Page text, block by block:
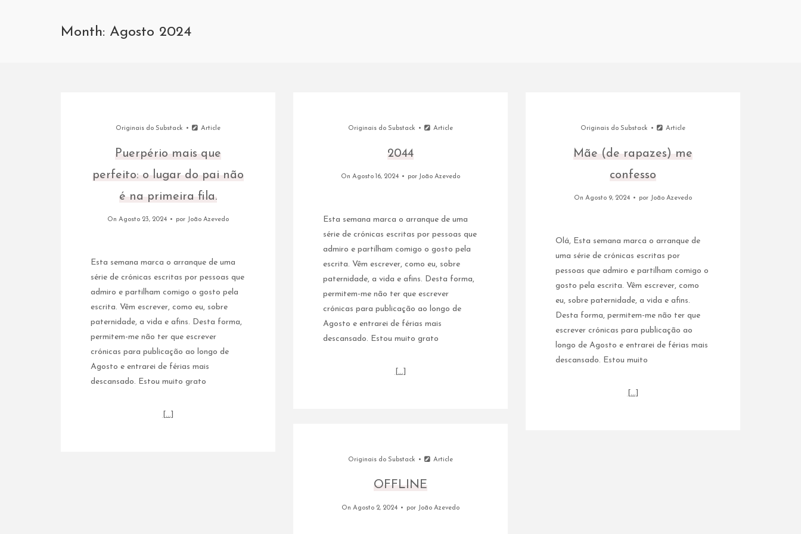
Month: Agosto 2024
Originais do Substack Article
Puerpério mais que
perfeito: o lugar do pai não
é na primeira fila.
On Agosto 23, 2024 por João Azevedo
Esta semana marca o arranque de uma
série de crónicas escritas por pessoas que
admiro e partilham comigo o gosto pela
escrita. Vêm escrever, como eu, sobre
paternidade, a vida e afins. Desta forma,
permitem-me não ter que escrever
crónicas para publicação ao longo de
Agosto e entrarei de férias mais
descansado. Estou muito grato
[…]
Originais do Substack Article
2044
On Agosto 16, 2024 por João Azevedo
Esta semana marca o arranque de uma
série de crónicas escritas por pessoas que
admiro e partilham comigo o gosto pela
escrita. Vêm escrever, como eu, sobre
paternidade, a vida e afins. Desta forma,
permitem-me não ter que escrever
crónicas para publicação ao longo de
Agosto e entrarei de férias mais
descansado. Estou muito grato
[…]
Originais do Substack Article
Mãe (de rapazes) me
confesso
On Agosto 9, 2024 por João Azevedo
Olá, Esta semana marca o arranque de
uma série de crónicas escritas por
pessoas que admiro e partilham comigo o
gosto pela escrita. Vêm escrever, como
eu, sobre paternidade, a vida e afins.
Desta forma, permitem-me não ter que
escrever crónicas para publicação ao
longo de Agosto e entrarei de férias mais
descansado. Estou muito
[…]
Originais do Substack Article
OFFLINE
On Agosto 2, 2024 por João Azevedo